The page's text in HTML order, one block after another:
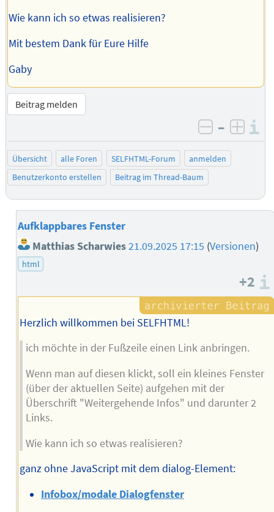
Wie kann ich so etwas realisieren?
Mit bestem Dank für Eure Hilfe
Gaby
Beitrag melden
negativ
–
Übersicht alle Foren SELFHTML-Forum
anmelden
Benutzerkonto erstellen
Beitrag im Thread-Baum
Aufklappbares Fenster
Matthias Scharwies21.09.2025 17:15 (Versionen)
html
+2
Herzlich willkommen bei SELFHTML!
ich möchte in der Fußzeile einen Link anbringen.
Wenn man auf diesen klickt, soll ein kleines Fenster
(über der aktuellen Seite) aufgehen mit der
Überschrift "Weitergehende Infos" und darunter 2
Links.
Wie kann ich so etwas realisieren?
ganz ohne JavaScript mit dem dialog-Element:
Infobox/modale Dialogfenster